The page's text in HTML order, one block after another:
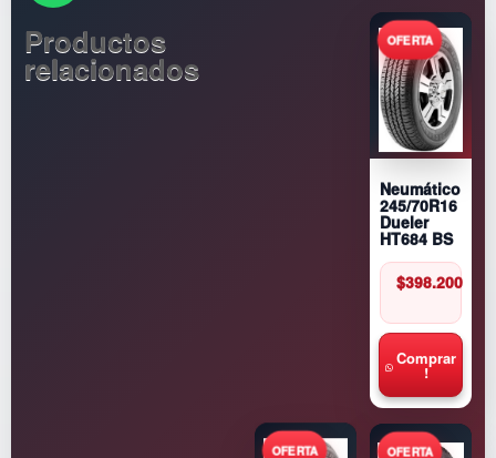
Productos
relacionados
Neumático
245/70R16
Dueler
HT684 BS
$398.200
Comprar
!